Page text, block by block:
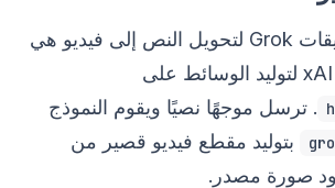
واجهة برمجة تطبيقات Grok لتحويل النص إلى فيديو هي
. ترسل موجهًا نصيًا ويقوم النموذج
بتوليد مقطع فيديو قصير من
صورة مصدر.